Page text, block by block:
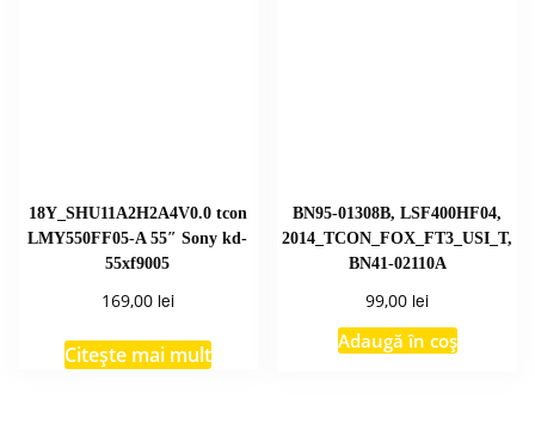
18Y_SHU11A2H2A4V0.0 tcon
LMY550FF05-A 55″ Sony kd-
55xf9005
169,00 lei
Citește mai mult
BN95-01308B, LSF400HF04,
2014_TCON_FOX_FT3_USI_T,
BN41-02110A
99,00 lei
Adaugă în coș